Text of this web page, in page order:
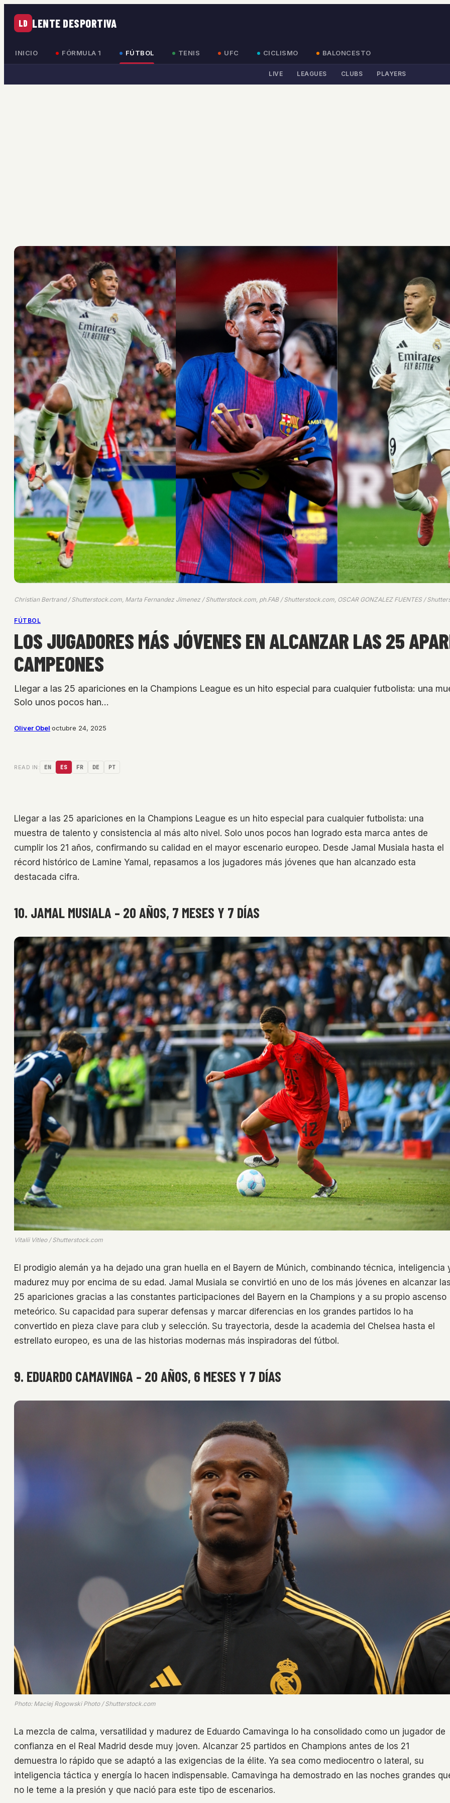
LD LENTE DESPORTIVA
INICIO FÓRMULA 1 FÚTBOL TENIS UFC CICLISMO BALONCESTO
LIVE LEAGUES CLUBS PLAYERS
Christian Bertrand / Shutterstock.com, Marta Fernandez Jimenez / Shutterstock.com, ph.FAB / Shutterstock.com, OSCAR GONZALEZ FUENTES /
FÚTBOL
LOS JUGADORES MÁS JÓVENES EN ALCANZAR LAS 25
CAMPEONES
Llegar a las 25 apariciones en la Champions League es un hito especial para cualquier futbolista: una
Solo unos pocos han…
Oliver Obel·octubre 24, 2025
READ IN: EN ES FR DE PT
Llegar a las 25 apariciones en la Champions League es un hito especial para cualquier futbolista: una
muestra de talento y consistencia al más alto nivel. Solo unos pocos han logrado esta marca antes de
cumplir los 21 años, confirmando su calidad en el mayor escenario europeo. Desde Jamal Musiala hasta el
récord histórico de Lamine Yamal, repasamos a los jugadores más jóvenes que han alcanzado esta
destacada cifra.
10. JAMAL MUSIALA – 20 AÑOS, 7 MESES Y 7 DÍAS
Vitalii Vitleo / Shutterstock.com
El prodigio alemán ya ha dejado una gran huella en el Bayern de Múnich, combinando técnica, inteligencia
madurez muy por encima de su edad. Jamal Musiala se convirtió en uno de los más jóvenes en alcanzar
25 apariciones gracias a las constantes participaciones del Bayern en la Champions y a su propio ascenso
meteórico. Su capacidad para superar defensas y marcar diferencias en los grandes partidos lo ha
convertido en pieza clave para club y selección. Su trayectoria, desde la academia del Chelsea hasta el
estrellato europeo, es una de las historias modernas más inspiradoras del fútbol.
9. EDUARDO CAMAVINGA – 20 AÑOS, 6 MESES Y 7 DÍAS
Photo: Maciej Rogowski Photo / Shutterstock.com
La mezcla de calma, versatilidad y madurez de Eduardo Camavinga lo ha consolidado como un jugador de
confianza en el Real Madrid desde muy joven. Alcanzar 25 partidos en Champions antes de los 21
demuestra lo rápido que se adaptó a las exigencias de la élite. Ya sea como mediocentro o lateral, su
inteligencia táctica y energía lo hacen indispensable. Camavinga ha demostrado en las noches grandes
no le teme a la presión y que nació para este tipo de escenarios.